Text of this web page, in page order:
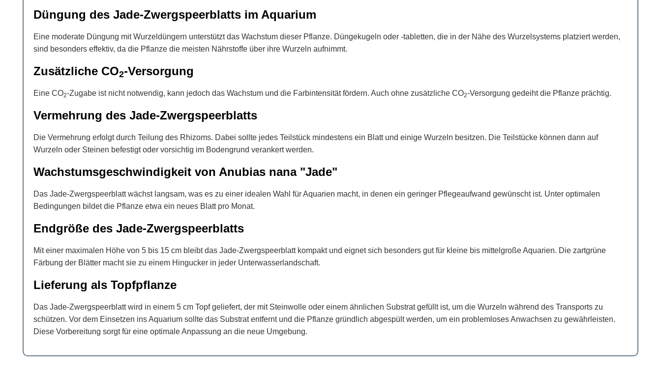
Düngung des Jade-Zwergspeerblatts im Aquarium
Eine moderate Düngung mit Wurzeldüngern unterstützt das Wachstum dieser Pflanze. Düngekugeln oder -tabletten, die in der Nähe des Wurzelsystems platziert werden,
sind besonders effektiv, da die Pflanze die meisten Nährstoffe über ihre Wurzeln aufnimmt.
Zusätzliche CO2-Versorgung
Eine CO2-Zugabe ist nicht notwendig, kann jedoch das Wachstum und die Farbintensität fördern. Auch ohne zusätzliche CO2-Versorgung gedeiht die Pflanze prächtig.
Vermehrung des Jade-Zwergspeerblatts
Die Vermehrung erfolgt durch Teilung des Rhizoms. Dabei sollte jedes Teilstück mindestens ein Blatt und einige Wurzeln besitzen. Die Teilstücke können dann auf
Wurzeln oder Steinen befestigt oder vorsichtig im Bodengrund verankert werden.
Wachstumsgeschwindigkeit von Anubias nana "Jade"
Das Jade-Zwergspeerblatt wächst langsam, was es zu einer idealen Wahl für Aquarien macht, in denen ein geringer Pflegeaufwand gewünscht ist. Unter optimalen
Bedingungen bildet die Pflanze etwa ein neues Blatt pro Monat.
Endgröße des Jade-Zwergspeerblatts
Mit einer maximalen Höhe von 5 bis 15 cm bleibt das Jade-Zwergspeerblatt kompakt und eignet sich besonders gut für kleine bis mittelgroße Aquarien. Die zartgrüne
Färbung der Blätter macht sie zu einem Hingucker in jeder Unterwasserlandschaft.
Lieferung als Topfpflanze
Das Jade-Zwergspeerblatt wird in einem 5 cm Topf geliefert, der mit Steinwolle oder einem ähnlichen Substrat gefüllt ist, um die Wurzeln während des Transports zu
schützen. Vor dem Einsetzen ins Aquarium sollte das Substrat entfernt und die Pflanze gründlich abgespült werden, um ein problemloses Anwachsen zu gewährleisten.
Diese Vorbereitung sorgt für eine optimale Anpassung an die neue Umgebung.